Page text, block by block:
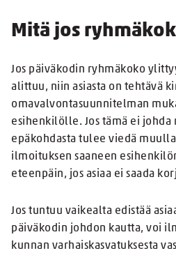
Mitä jos
Jos päiväkodin ryhmäkoko
alittuu, niin asiasta on tehtävä
omavalvontasuunnitelman
esihenkilölle. Jos tämä ei
epäkohdasta tulee viedä
ilmoituksen saaneen
eteenpäin, jos asiaa ei saada
Jos tuntuu vaikealta edistää
päiväkodin johdon kautta, voi
kunnan varhaiskasvatuksesta